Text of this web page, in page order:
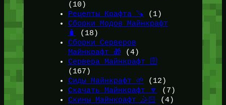
(10)
Рецепты Крафта 🪚 (1)
Сборки Модов Майнкрафт
🧳
(18)
Сборки Серверов
Майнкрафт 🎁 (4)
Сервера Майнкрафт 🛜
(167)
Сиды Майнкрафт 🌱
(12)
Скачать Майнкрафт 🔽
(7)
Скины Майнкрафт 🤹🏻
(4)